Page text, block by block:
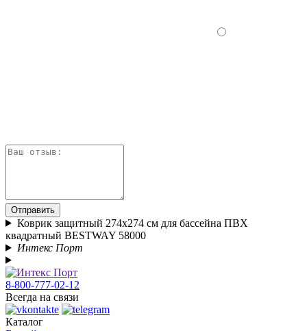
Отправить
Коврик защитный 274х274 см для бассейна ПВХ
квадратный BESTWAY 58000
Интекс Порт
8-800-777-02-12
Всегда на связи
Каталог